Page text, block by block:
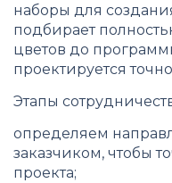
наборы для
подбирает
цветов до
проектируется
Этапы
определяем
заказчиком, чтобы
проекта;